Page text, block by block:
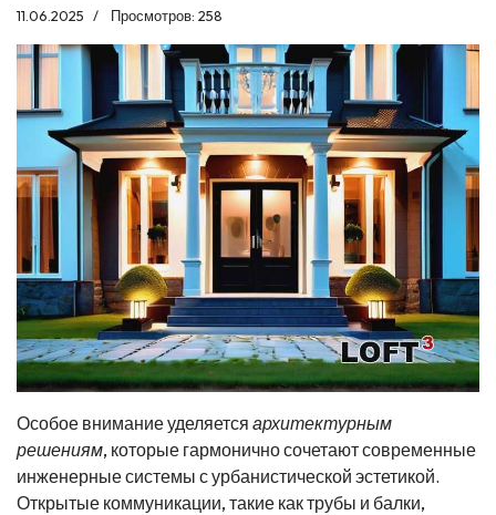
11.06.2025 Просмотров: 258
Особое внимание уделяется архитектурным
решениям, которые гармонично сочетают современные
инженерные системы с урбанистической эстетикой.
Открытые коммуникации, такие как трубы и балки,